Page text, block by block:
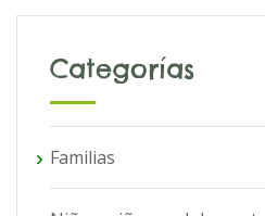
Categorías
Familias